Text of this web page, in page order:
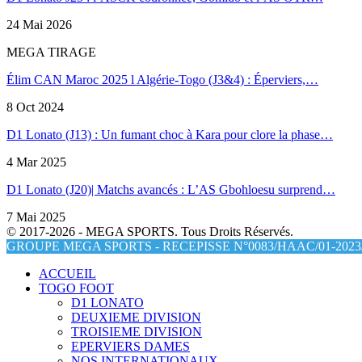
24 Mai 2026
MEGA TIRAGE
Élim CAN Maroc 2025 l Algérie-Togo (J3&4) : Éperviers,…
8 Oct 2024
D1 Lonato (J13) : Un fumant choc à Kara pour clore la phase…
4 Mar 2025
D1 Lonato (J20)| Matchs avancés : L’AS Gbohloesu surprend…
7 Mai 2025
© 2017-2026 - MEGA SPORTS. Tous Droits Réservés.
GROUPE MEGA SPORTS - RECEPISSE N°0083/HAAC/01-
ACCUEIL
TOGO FOOT
D1 LONATO
DEUXIEME DIVISION
TROISIEME DIVISION
EPERVIERS DAMES